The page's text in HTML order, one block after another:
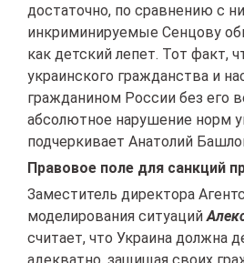
достаточно, по сравнению с
инкриминируемые Сенцову
как детский лепет. Тот факт,
украинского гражданства и
гражданином России без его
абсолютное нарушение норм
подчеркивает Анатолий
Правовое поле для санкций
Заместитель директора
моделирования ситуаций
считает, что Украина должна